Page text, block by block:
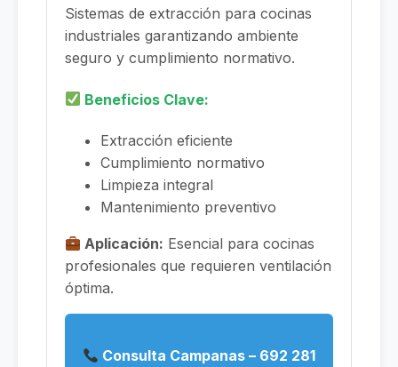
Sistemas de extracción para cocinas
industriales garantizando ambiente
seguro y cumplimiento normativo.
Beneficios Clave:
Extracción eficiente
Cumplimiento normativo
Limpieza integral
Mantenimiento preventivo
Aplicación: Esencial para cocinas
profesionales que requieren ventilación
óptima.
Consulta Campanas – 692 281